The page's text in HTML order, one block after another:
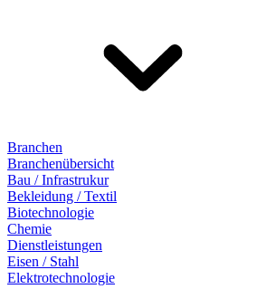
Branchen
Branchenübersicht
Bau / Infrastrukur
Bekleidung / Textil
Biotechnologie
Chemie
Dienstleistungen
Eisen / Stahl
Elektrotechnologie